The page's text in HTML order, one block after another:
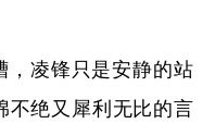
，凌锋只是安静的站
不绝又犀利无比的言